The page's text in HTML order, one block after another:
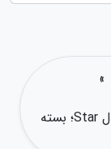
»
آنالیز نوشیدنی محلی پدیکور ژبن پلاس مدل Star؛ بسته